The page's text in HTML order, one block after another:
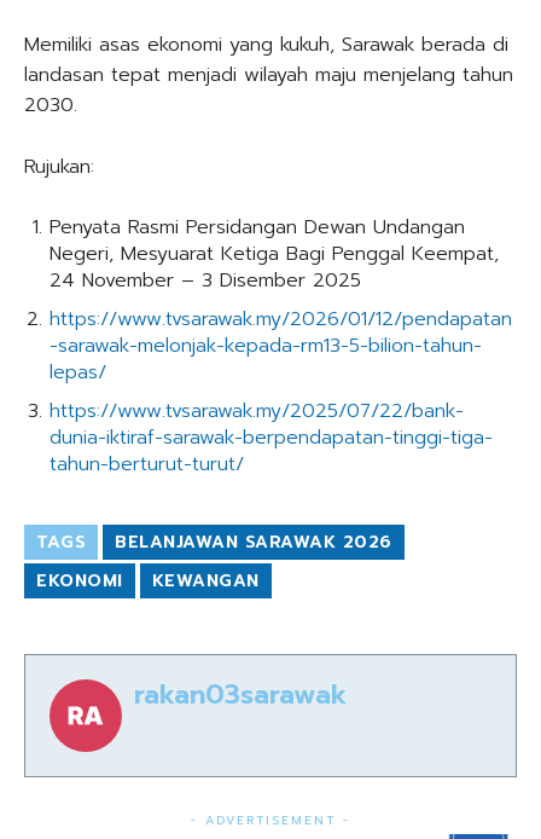
Memiliki asas ekonomi yang kukuh, Sarawak berada di
landasan tepat menjadi wilayah maju menjelang tahun
2030.
Rujukan:
Penyata Rasmi Persidangan Dewan Undangan
Negeri, Mesyuarat Ketiga Bagi Penggal Keempat,
24 November – 3 Disember 2025
https://www.tvsarawak.my/2026/01/12/pendapatan
-sarawak-melonjak-kepada-rm13-5-bilion-tahun-
lepas/
https://www.tvsarawak.my/2025/07/22/bank-
dunia-iktiraf-sarawak-berpendapatan-tinggi-tiga-
tahun-berturut-turut/
TAGS
BELANJAWAN SARAWAK 2026
EKONOMI
KEWANGAN
rakan03sarawak
- ADVERTISEMENT -